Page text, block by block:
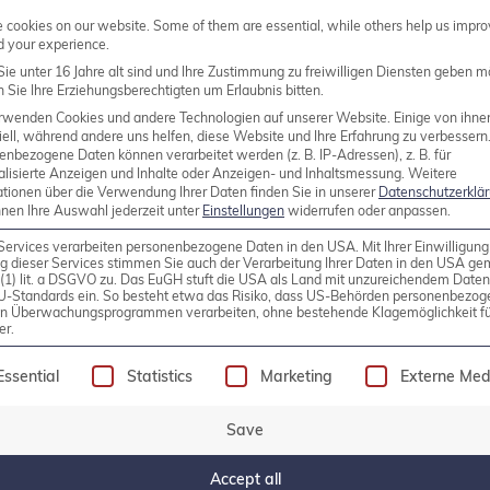
and Amazon FSx
Introduction In today’s rapidly changing
for developers and IT professionals.
management using popular programming
cookies on our website. Some of them are essential, while others help us
your experience.
unter 16 Jahre alt sind und Ihre Zustimmung zu freiwilligen Diensten geben
Sie Ihre Erziehungsberechtigten um Erlaubnis bitten.
Cookies und andere Technologien auf unserer Website. Einige von
während andere uns helfen, diese Website und Ihre Erfahrung zu verbessern.
Daten können verarbeitet werden (z. B. IP-Adressen), z. B. für
Anzeigen und Inhalte oder Anzeigen- und Inhaltsmessung. Weitere
über die Verwendung Ihrer Daten finden Sie in unserer
Ihre Auswahl jederzeit unter Einstellungen widerrufen oder anpassen.
verarbeiten personenbezogene Daten in den USA. Mit Ihrer
dieser Services stimmen Sie auch der Verarbeitung Ihrer Daten in den USA
lit. a DSGVO zu. Das EuGH stuft die USA als Land mit unzureichendem
Standards ein. So besteht etwa das Risiko, dass US-Behörden
Überwachungsprogrammen verarbeiten, ohne bestehende Klagemöglichkeit
is a list of service groups for which
Statistics Marketing Externe
Save
Accept all